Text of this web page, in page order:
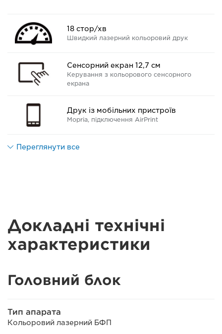
18 стор/хв
Швидкий лазерний кольоровий друк
Сенсорний екран 12,7 см
Керування з кольорового сенсорного
екрана
Друк із мобільних пристроїв
Mopria, підключення AirPrint
Переглянути все
Докладні технічні
характеристики
Головний блок
Тип апарата
Кольоровий лазерний БФП